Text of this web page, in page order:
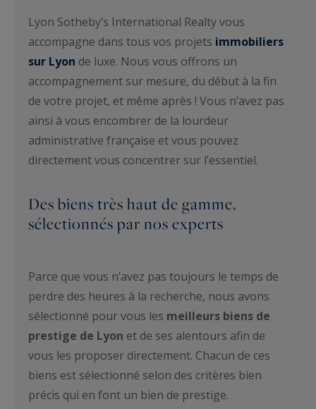
Lyon Sotheby’s International Realty vous
accompagne dans tous vos projets immobiliers
sur Lyon de luxe. Nous vous offrons un
accompagnement sur mesure, du début à la fin
de votre projet, et même après ! Vous n’avez pas
ainsi à vous encombrer de la lourdeur
administrative française et vous pouvez
directement vous concentrer sur l’essentiel.
Des biens très haut de gamme,
sélectionnés par nos experts
Parce que vous n’avez pas toujours le temps de
perdre des heures à la recherche, nous avons
sélectionné pour vous les meilleurs biens de
prestige de Lyon et de ses alentours afin de
vous les proposer directement. Chacun de ces
biens est sélectionné selon des critères bien
précis qui en font un bien de prestige.